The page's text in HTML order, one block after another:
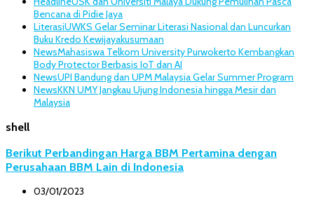
Bencana di Pidie Jaya
LiterasiUWKS Gelar Seminar Literasi Nasional dan Luncurkan
Buku Kredo Kewijayakusumaan
NewsMahasiswa Telkom University Purwokerto Kembangkan
Body Protector Berbasis IoT dan AI
NewsUPI Bandung dan UPM Malaysia Gelar Summer Program
NewsKKN UMY Jangkau Ujung Indonesia hingga Mesir dan
Malaysia
shell
Berikut Perbandingan Harga BBM Pertamina dengan
Perusahaan BBM Lain di Indonesia
03/01/2023